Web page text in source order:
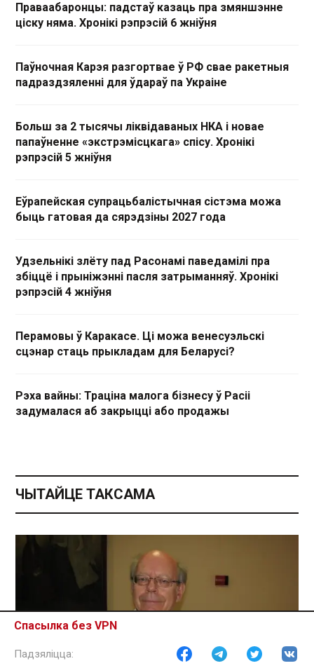
Спасылка без VPN
Праваабаронцы: падстаў казаць пра змяншэнне
ціску няма. Хронікі рэпрэсій 6 жніўня
Паўночная Карэя разгортвае ў РФ свае ракетныя
падраздзяленні для ўдараў па Украіне
Больш за 2 тысячы ліквідаваных НКА і новае
папаўненне «экстрэмісцкага» спісу. Хронікі
рэпрэсій 5 жніўня
Еўрапейская супрацьбалістычная сістэма можа
быць гатовая да сярэдзіны 2027 года
Удзельнікі злёту пад Расонамі паведамілі пра
збіццё і прыніжэнні пасля затрыманняў. Хронікі
рэпрэсій 4 жніўня
Перамовы ў Каракасе. Ці можа венесуэльскі
сцэнар стаць прыкладам для Беларусі?
Рэха вайны: Траціна малога бізнесу ў Расіі
задумалася аб закрыцці або продажы
ЧЫТАЙЦЕ ТАКСАМА